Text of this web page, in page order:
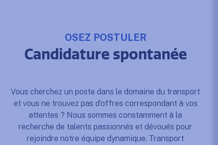
OSEZ POSTULER
Candidature spontanée
Vous cherchez un poste dans le domaine du transport
et vous ne trouvez pas d’offres correspondant à vos
attentes ? Nous sommes constamment à la
recherche de talents passionnés et dévoués pour
rejoindre notre équipe dynamique. Transport